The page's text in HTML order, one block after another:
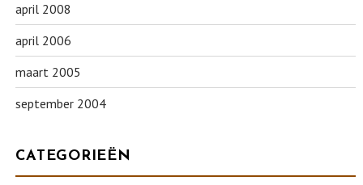
april 2008
april 2006
maart 2005
september 2004
CATEGORIEËN